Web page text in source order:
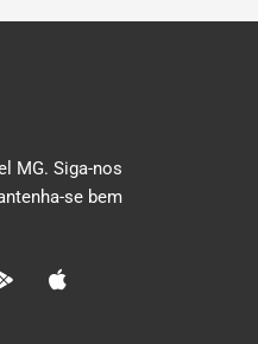
MG. Siga-nos
se bem